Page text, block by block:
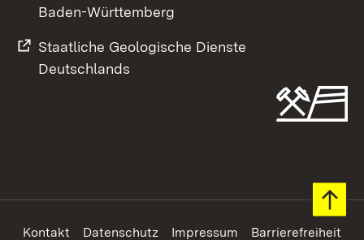
Baden-Württemberg
Staatliche Geologische Dienste
Deutschlands
Footer
Kontakt Datenschutz Impressum Barrierefreiheit